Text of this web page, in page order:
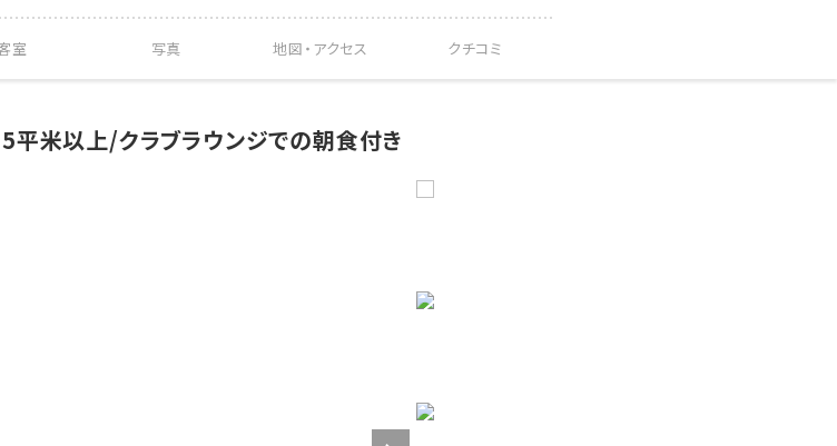
室 写真 地図・ アクセス クチコミ
平米以上/クラブラウンジでの朝食付き